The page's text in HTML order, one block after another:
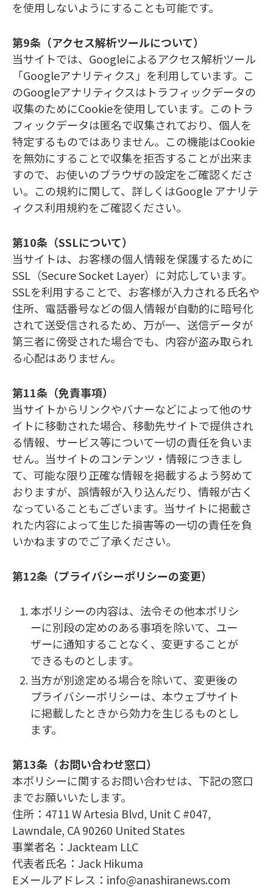
を使用しないようにすることも可能です。
第9条（アクセス解析ツールについて）
当サイトでは、Googleによるアクセス解析ツール
「Googleアナリティクス」を利用しています。こ
のGoogleアナリティクスはトラフィックデータの
収集のためにCookieを使用しています。このトラ
フィックデータは匿名で収集されており、個人を
特定するものではありません。この機能はCookie
を無効にすることで収集を拒否することが出来ま
すので、お使いのブラウザの設定をご確認くださ
い。この規約に関して、詳しくはGoogle アナリテ
ィクス利用規約をご確認ください。
第10条（SSLについて）
当サイトは、お客様の個人情報を保護するために
SSL（Secure Socket Layer）に対応しています。
SSLを利用することで、お客様が入力される氏名や
住所、電話番号などの個人情報が自動的に暗号化
されて送受信されるため、万が一、送信データが
第三者に傍受された場合でも、内容が盗み取られ
る心配はありません。
第11条（免責事項）
当サイトからリンクやバナーなどによって他のサ
イトに移動された場合、移動先サイトで提供され
る情報、サービス等について一切の責任を負いま
せん。当サイトのコンテンツ・情報につきまし
て、可能な限り正確な情報を掲載するよう努めて
おりますが、誤情報が入り込んだり、情報が古く
なっていることもございます。当サイトに掲載さ
れた内容によって生じた損害等の一切の責任を負
いかねますのでご了承ください。
第12条（プライバシーポリシーの変更）
本ポリシーの内容は、法令その他本ポリシ
ーに別段の定めのある事項を除いて、ユー
ザーに通知することなく、変更することが
できるものとします。
当方が別途定める場合を除いて、変更後の
プライバシーポリシーは、本ウェブサイト
に掲載したときから効力を生じるものとし
ます。
第13条（お問い合わせ窓口）
本ポリシーに関するお問い合わせは、下記の窓口
までお願いいたします。
住所：4711 W Artesia Blvd, Unit C #047,
Lawndale, CA 90260 United States
事業者名：Jackteam LLC
代表者氏名：Jack Hikuma
Eメールアドレス：info@anashiranews.com